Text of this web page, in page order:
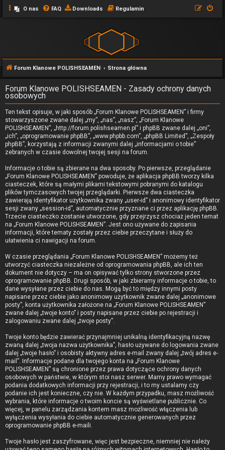
O nas FAQ Downloads Regulamin
Forum Klanowe POLISHSEAMEN Strona główna
Forum Klanowe POLISHSEAMEN - Zasady ochrony danych
osobowych
Ten tekst opisuje, w jaki sposób „Forum Klanowe POLISHSEAMEN” i firmy
stowarzyszone zwane dalej „my”, „nas”, „nasz”, „Forum Klanowe
POLISHSEAMEN”, „http://forum.polishseamen.pl” i phpBB zwane dalej „oni”,
„ich”, „oprogramowanie phpBB”, „www.phpbb.com”, „phpBB Limited”, „Zespoły
phpBB”, korzystają z informacji zwanymi dalej „informacjami o tobie”
zebranych w czasie dowolnej twojej sesji na forum.
Informacje o tobie są zbierane na dwa sposoby. Po pierwsze, przeglądanie
„Forum Klanowe POLISHSEAMEN” powoduje, że aplikacja phpBB tworzy kilka
ciasteczek, które są małymi plikami tekstowymi pobranymi do katalogu
plików tymczasowych twojej przeglądarki. Pierwsze dwa ciasteczka
zawierają identyfikator użytkownika zwany „user-id” i anonimowy identyfikator
sesji zwany „session-id”, automatycznie przyznane ci przez aplikację phpBB.
Trzecie ciasteczko zostanie utworzone, gdy przejrzysz chociaż jeden temat
na „Forum Klanowe POLISHSEAMEN”. Jest ono używane do zapisania
informacji, które tematy zostały przez ciebie przeczytane i służy do
ułatwienia ci nawigacji na forum.
W czasie przeglądania „Forum Klanowe POLISHSEAMEN” możemy też
utworzyć ciasteczka niezależne od oprogramowania phpBB, ale ich ten
dokument nie dotyczy – ma on opisywać tylko strony stworzone przez
oprogramowanie phpBB. Drugi sposób, w jaki zbieramy informacje o tobie, to
dane wysyłane przez ciebie do nas. Mogą być to między innymi posty
napisane przez ciebie jako anonimowy użytkownik zwane dalej „anonimowe
posty”, konta użytkownika założone na „Forum Klanowe POLISHSEAMEN”
zwane dalej „twoje konto” i posty napisane przez ciebie po rejestracji i
zalogowaniu zwane dalej „twoje posty”.
Twoje konto będzie zawierać przynajmniej unikalną identyfikacyjną nazwę
zwaną dalej „twoja nazwa użytkownika”, hasło używane do logowania zwane
dalej „twoje hasło” i osobisty aktywny adres e-mail zwany dalej „twój adres e-
mail”. Informacje podane dla twojego konta na „Forum Klanowe
POLISHSEAMEN” są chronione przez prawa dotyczące ochrony danych
osobowych w państwie, w którym stoi nasz serwer. Mamy prawo wymagać
podania dodatkowych informacji przy rejestracji, i to my ustalamy czy
podanie ich jest konieczne, czy nie. W każdym przypadku, masz możliwość
wybrania, które informacje o twoim koncie są wyświetlane publicznie. Co
więcej, w panelu zarządzania kontem masz możliwość włączenia lub
wyłączenia wysyłania do ciebie automatycznie generowanych przez
oprogramowanie phpBB e-maili.
Twoje hasło jest zaszyfrowane, więc jest bezpieczne, niemniej nie należy